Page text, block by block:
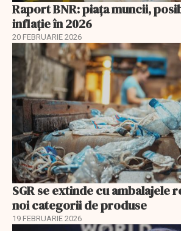
Raport BNR: piața muncii,
inflație în 2026
20 FEBRUARIE 2026
SGR se extinde cu ambalajele
noi categorii de produse
19 FEBRUARIE 2026